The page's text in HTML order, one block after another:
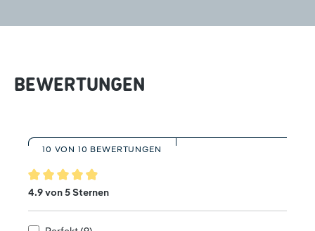
BEWERTUNGEN
10 VON 10 BEWERTUNGEN
Durchschnittliche Bewertung von 4.9 von 5 Sternen
4.9 von 5 Sternen